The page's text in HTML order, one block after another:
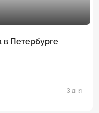
в Петербурге
3 дня